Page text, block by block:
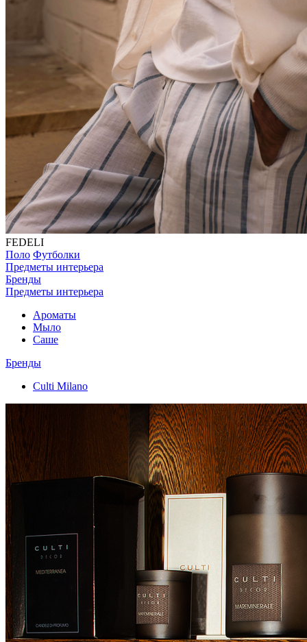
FEDELI
Поло Футболки
Предметы интерьера
Бренды
Предметы интерьера
Ароматы
Мыло
Саше
Бренды
Culti Milano